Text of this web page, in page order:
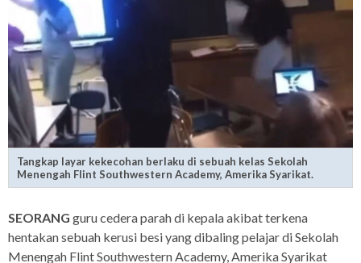
Tangkap layar kekecohan berlaku di sebuah kelas Sekolah
Menengah Flint Southwestern Academy, Amerika Syarikat.
SEORANG guru cedera parah di kepala akibat terkena
hentakan sebuah kerusi besi yang dibaling pelajar di Sekolah
Menengah Flint Southwestern Academy, Amerika Syarikat